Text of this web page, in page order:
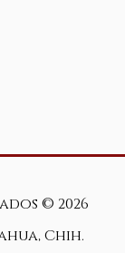
© 2026
Chih.